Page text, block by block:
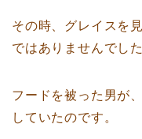
その時、グレイスを
ではありませんでした
フードを被った男が
していたのです。